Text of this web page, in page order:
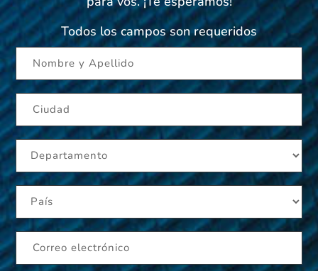
Todos los campos son requeridos